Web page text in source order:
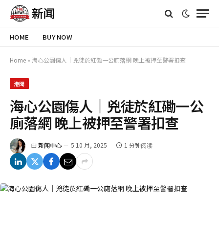
HOME BUY NOW
Home » 海心公園傷人｜兇徒於紅磡一公廁落網 晚上被押至警署扣查
港聞
海心公園傷人｜兇徒於紅磡一公
廁落網 晚上被押至警署扣查
由 新闻中心 5 10 月, 2025 1 分钟阅读